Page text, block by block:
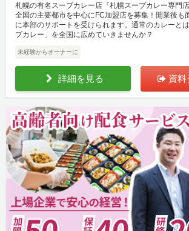
札幌の有名スープカレー店『札幌スープカレー専門
全国の主要都市を中心にFC加盟店を募集！開業後も
に本部のサポートを受けられます。通常のカレーと
プカレー」を全国に広めていきませんか？
未経験からオーナーに
詳細を見る 資料